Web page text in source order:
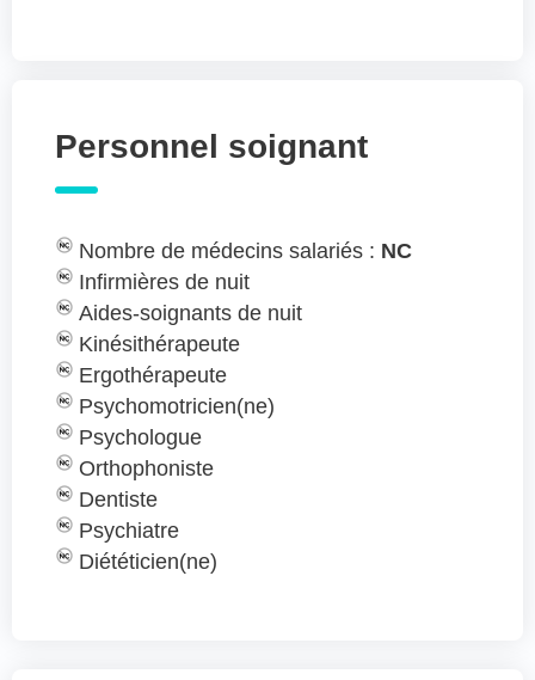
Personnel soignant
Nombre de médecins salariés : NC
Infirmières de nuit
Aides-soignants de nuit
Kinésithérapeute
Ergothérapeute
Psychomotricien(ne)
Psychologue
Orthophoniste
Dentiste
Psychiatre
Diététicien(ne)